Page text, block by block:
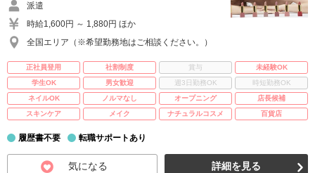
派遣
時給1,600円 ～ 1,880円 ほか
全国エリア（※希望勤務地はご相談ください。）
正社員登用 社割制度 賞与
未経験OK
学生OK
男女歓迎 週3日勤務OK
時短勤務OK
ネイルOK
ノルマなし オープニング
店長候補
スキンケア
メイク ナチュラルコスメ 百貨店
履歴書不要 転職サポートあり
気になる 詳細を見る